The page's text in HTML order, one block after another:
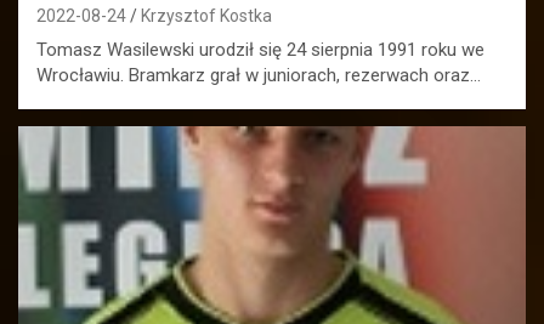
2022-08-24 Krzysztof Kostka
Tomasz Wasilewski urodził się 24 sierpnia 1991 roku we
Wrocławiu. Bramkarz grał w juniorach, rezerwach oraz…